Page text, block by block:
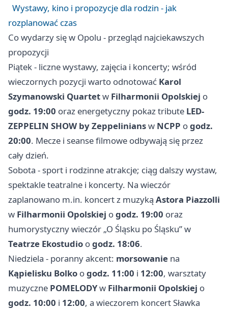
Wystawy, kino i propozycje dla rodzin - jak
rozplanować czas
Co wydarzy się w Opolu - przegląd najciekawszych
propozycji
Piątek - liczne wystawy, zajęcia i koncerty; wśród
wieczornych pozycji warto odnotować Karol
Szymanowski Quartetw Filharmonii Opolskiej o
godz. 19:00 oraz energetyczny pokaz tribute LED-
ZEPPELIN SHOW by Zeppeliniansw NCPP ogodz.
20:00. Mecze i seanse filmowe odbywają się przez
cały dzień.
Sobota - sport i rodzinne atrakcje; ciąg dalszy wystaw,
spektakle teatralne i koncerty. Na wieczór
zaplanowano m.in. koncert z muzyką Astora Piazzolli
w Filharmonii Opolskiej ogodz. 19:00 oraz
humorystyczny wieczór „O Śląsku po Śląsku” w
Teatrze Ekostudio ogodz. 18:06.
Niedziela - poranny akcent: morsowanie na
Kąpielisku Bolko ogodz. 11:00 i 12:00, warsztaty
muzyczne POMELODYw Filharmonii Opolskiej o
godz. 10:00 i 12:00, a wieczorem koncert Sławka